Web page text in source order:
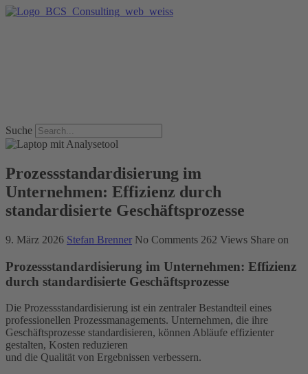
Suche
Prozessstandardisierung im
Unternehmen: Effizienz durch
standardisierte Geschäftsprozesse
9. März 2026 Stefan Brenner No Comments 262 Views Share on
Prozessstandardisierung im Unternehmen: Effizienz
durch standardisierte Geschäftsprozesse
Die Prozessstandardisierung ist ein zentraler Bestandteil eines
professionellen Prozessmanagements. Unternehmen, die ihre
Geschäftsprozesse standardisieren, können Abläufe effizienter
gestalten, Kosten reduzieren
und die Qualität von Ergebnissen verbessern.